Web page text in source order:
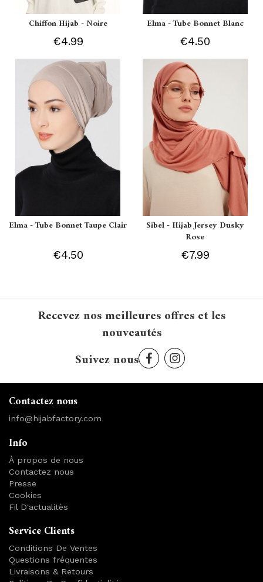
Chiffon Hijab - Noire
€4.99
Elma - Tube Bonnet Blanc
€4.50
Elma - Tube Bonnet Taupe Clair
€4.50
Sibel - Hijab Jersey Dusky
Rose
€7.99
Recevez nos meilleures offres et les
nouveautés
Suivez nous
Contactez nous
info@hijabfactory.com
Info
À propos de nous
Contactez nous
Presse
Cookies
Fil D'actualitès
Service Clients
Conditions De Ventes
Questions fréquentes
Livraisons & Retours